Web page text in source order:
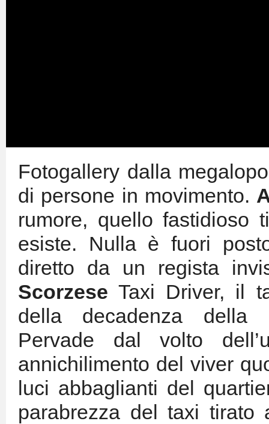
Fotogallery dalla
di persone in movimento.
rumore, quello fastidioso
esiste. Nulla è fuori
diretto da un regista
Scorzese Taxi Driver, il
della decadenza della
Pervade dal volto
annichilimento del viver
luci abbaglianti del
parabrezza del taxi